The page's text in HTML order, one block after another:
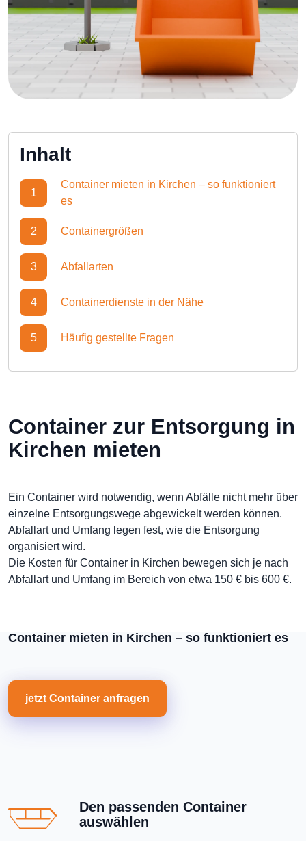
Inhalt
1
Container mieten in Kirchen – so funktioniert
es
2 Containergrößen
3 Abfallarten
4 Containerdienste in der Nähe
5 Häufig gestellte Fragen
Container zur Entsorgung in
Kirchen mieten
Ein Container wird notwendig, wenn Abfälle nicht mehr über
einzelne Entsorgungswege abgewickelt werden können.
Abfallart und Umfang legen fest, wie die Entsorgung
organisiert wird.
Die Kosten für Container in Kirchen bewegen sich je nach
Abfallart und Umfang im Bereich von etwa 150 € bis 600 €.
Container mieten in Kirchen – so funktioniert es
jetzt Container anfragen
Den passenden Container
auswählen